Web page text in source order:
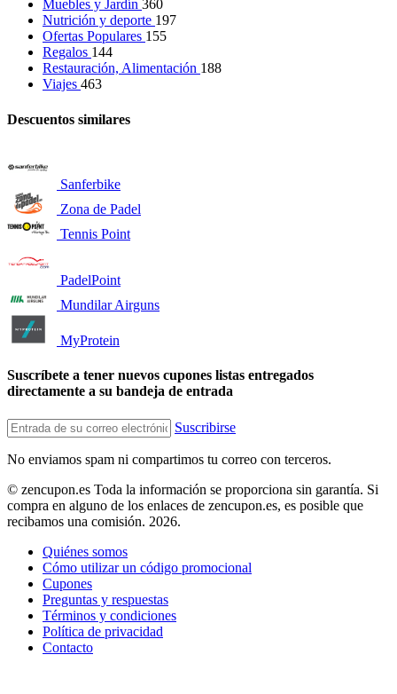
Muebles y Jardín 360
Nutrición y deporte 197
Ofertas Populares 155
Regalos 144
Restauración, Alimentación 188
Viajes 463
Descuentos similares
Sanferbike
Zona de Padel
Tennis Point
PadelPoint
Mundilar Airguns
MyProtein
Suscríbete a tener nuevos cupones listas entregados
directamente a su bandeja de entrada
Suscribirse
No enviamos spam ni compartimos tu correo con terceros.
© zencupon.es Toda la información se proporciona sin garantía. Si
compra en alguno de los enlaces de zencupon.es, es posible que
recibamos una comisión. 2026.
Quiénes somos
Cómo utilizar un código promocional
Cupones
Preguntas y respuestas
Términos y condiciones
Política de privacidad
Contacto